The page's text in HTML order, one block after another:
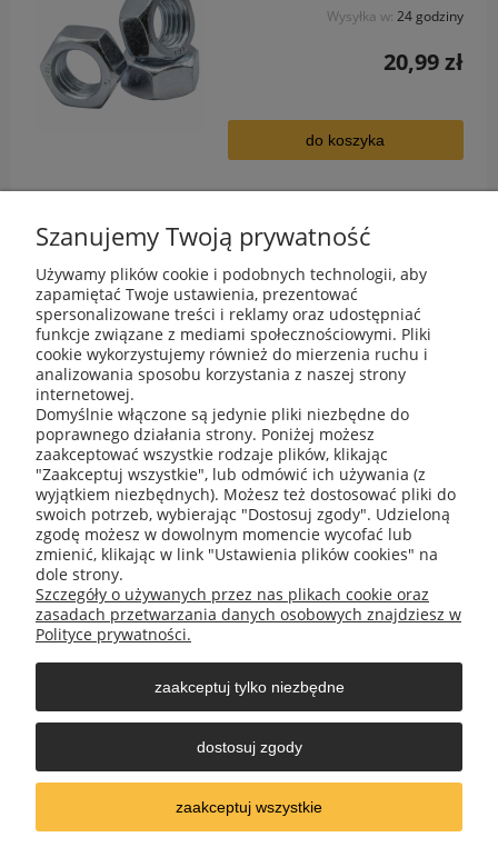
Wysyłka w: 24 godziny
20,99 zł
do koszyka
O nas
Informacje
Obsługa klienta
Moje konto
|| Ul. Bałtycka 21, 93-332 Łódź, woj.
łódzkie, NIP : 9820385216 || Tel. 604 763 702, mail:
rexemiwil@o2.pl
Szanujemy Twoją prywatność
Używamy plików cookie i podobnych technologii, aby
zapamiętać Twoje ustawienia, prezentować
spersonalizowane treści i reklamy oraz udostępniać
funkcje związane z mediami społecznościowymi. Pliki
cookie wykorzystujemy również do mierzenia ruchu i
analizowania sposobu korzystania z naszej strony
internetowej.
Domyślnie włączone są jedynie pliki niezbędne do
poprawnego działania strony. Poniżej możesz
zaakceptować wszystkie rodzaje plików, klikając
"Zaakceptuj wszystkie", lub odmówić ich używania (z
wyjątkiem niezbędnych). Możesz też dostosować pliki do
swoich potrzeb, wybierając "Dostosuj zgody". Udzieloną
zgodę możesz w dowolnym momencie wycofać lub
zmienić, klikając w link "Ustawienia plików cookies" na
dole strony.
Szczegóły o używanych przez nas plikach cookie oraz
zasadach przetwarzania danych osobowych znajdziesz w
Polityce prywatności.
zaakceptuj tylko niezbędne
dostosuj zgody
zaakceptuj wszystkie